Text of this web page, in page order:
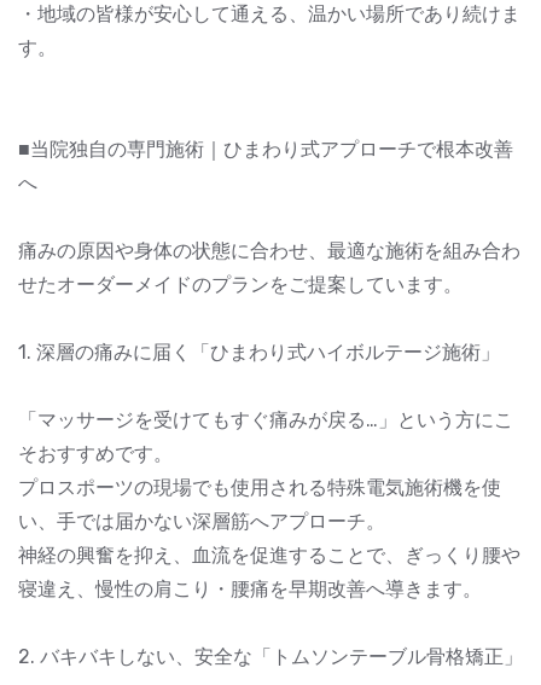
・地域の皆様が安心して通える、温かい場所であり続けま
す。
■当院独自の専門施術｜ひまわり式アプローチで根本改善
へ
痛みの原因や身体の状態に合わせ、最適な施術を組み合わ
せたオーダーメイドのプランをご提案しています。
1. 深層の痛みに届く「ひまわり式ハイボルテージ施術」
「マッサージを受けてもすぐ痛みが戻る…」という方にこ
そおすすめです。
プロスポーツの現場でも使用される特殊電気施術機を使
い、手では届かない深層筋へアプローチ。
神経の興奮を抑え、血流を促進することで、ぎっくり腰や
寝違え、慢性の肩こり・腰痛を早期改善へ導きます。
2. バキバキしない、安全な「トムソンテーブル骨格矯正」